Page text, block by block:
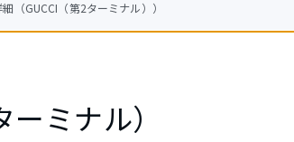
（GUCCI（第2ターミナル））
ミナル）